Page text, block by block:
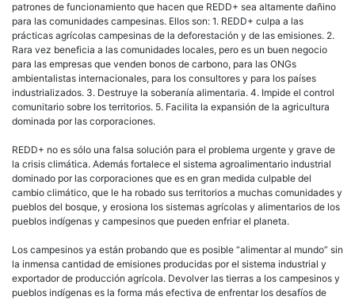
patrones de funcionamiento que hacen que REDD+ sea altamente dañino
para las comunidades campesinas. Ellos son: 1. REDD+ culpa a las
prácticas agrícolas campesinas de la deforestación y de las emisiones. 2.
Rara vez beneficia a las comunidades locales, pero es un buen negocio
para las empresas que venden bonos de carbono, para las ONGs
ambientalistas internacionales, para los consultores y para los países
industrializados. 3. Destruye la soberanía alimentaria. 4. Impide el control
comunitario sobre los territorios. 5. Facilita la expansión de la agricultura
dominada por las corporaciones.
REDD+ no es sólo una falsa solución para el problema urgente y grave de
la crisis climática. Además fortalece el sistema agroalimentario industrial
dominado por las corporaciones que es en gran medida culpable del
cambio climático, que le ha robado sus territorios a muchas comunidades y
pueblos del bosque, y erosiona los sistemas agrícolas y alimentarios de los
pueblos indígenas y campesinos que pueden enfriar el planeta.
Los campesinos ya están probando que es posible “alimentar al mundo” sin
la inmensa cantidad de emisiones producidas por el sistema industrial y
exportador de producción agrícola. Devolver las tierras a los campesinos y
pueblos indígenas es la forma más efectiva de enfrentar los desafíos de